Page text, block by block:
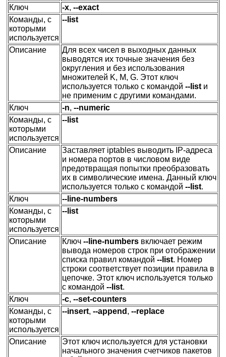
Ключ
-x, --exact
Команды, с
которыми
используется
--list
Описание
Для всех чисел в выходных данных
выводятся их точные значения без
округления и без использования
множителей K, M, G. Этот ключ
используется только с командой --list и
не применим с другими командами.
Ключ
-n, --numeric
Команды, с
которыми
используется
--list
Описание
Заставляет iptables выводить IP-адреса
и номера портов в числовом виде
предотвращая попытки преобразовать
их в символические имена. Данный ключ
используется только с командой --list.
Ключ
--line-numbers
Команды, с
которыми
используется
--list
Описание Ключ --line-numbers включает режим
вывода номеров строк при отображении
списка правил командой --list. Номер
строки соответствует позиции правила в
цепочке. Этот ключ используется только
с командой --list.
Ключ
-c, --set-counters
Команды, с
которыми
используется
--insert, --append , --replace
Описание
Этот ключ используется для установки
начального значения счетчиков пакетов